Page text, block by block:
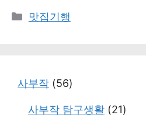
카
맛집기행
사부작 (56)
사부작 탐구생활 (21)